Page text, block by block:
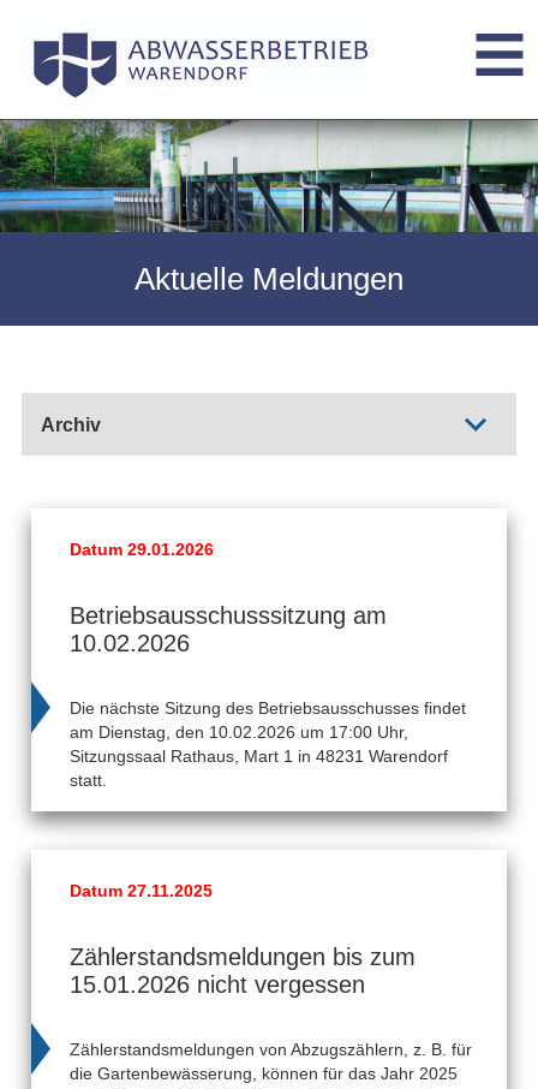
Aktuelle Meldungen
Archiv
Betriebsausschusssitzung am
10.02.2026
Datum 29.01.2026
Die nächste Sitzung des Betriebsausschusses findet
am Dienstag, den 10.02.2026 um 17:00 Uhr,
Sitzungssaal Rathaus, Mart 1 in 48231 Warendorf
statt.
Zählerstandsmeldungen bis zum
15.01.2026 nicht vergessen
Datum 27.11.2025
Zählerstandsmeldungen von Abzugszählern, z. B. für
die Gartenbewässerung, können für das Jahr 2025